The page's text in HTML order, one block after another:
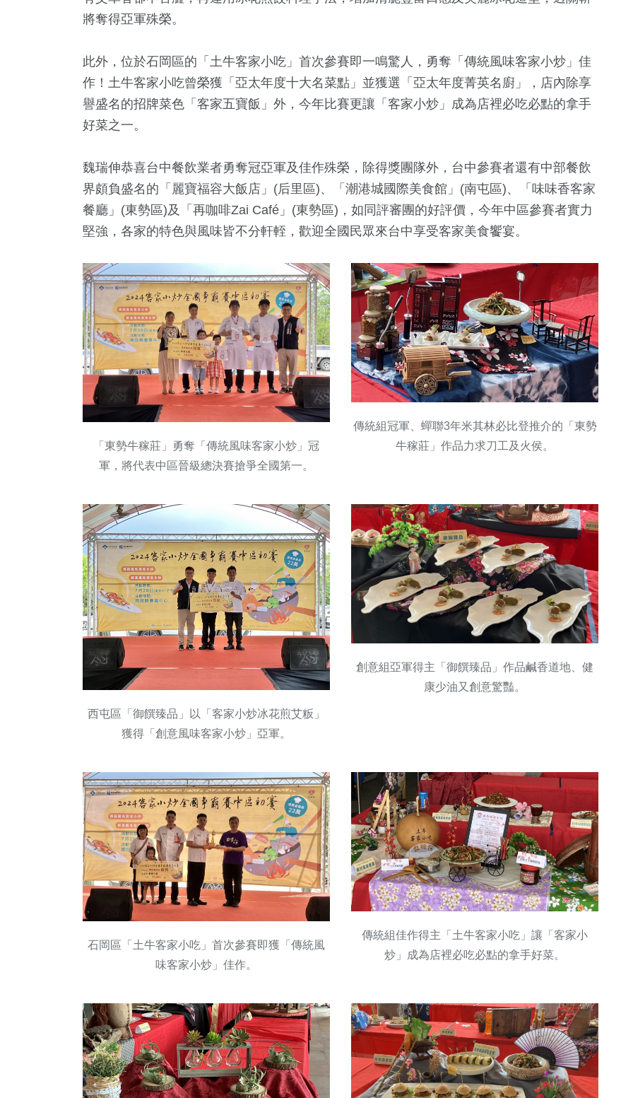
將奪得亞軍殊榮。
此外，位於石岡區的「土牛客家小吃」首次參賽即一鳴驚人，勇奪「傳統風味客家小炒」佳
作！土牛客家小吃曾榮獲「亞太年度十大名菜點」並獲選「亞太年度菁英名廚」，店內除享
譽盛名的招牌菜色「客家五寶飯」外，今年比賽更讓「客家小炒」成為店裡必吃必點的拿手
好菜之一。
魏瑞伸恭喜台中餐飲業者勇奪冠亞軍及佳作殊榮，除得獎團隊外，台中參賽者還有中部餐飲
界頗負盛名的「麗寶福容大飯店」(后里區)、「潮港城國際美食館」(南屯區)、「味味香客家
餐廳」(東勢區)及「再咖啡Zai Café」(東勢區)，如同評審團的好評價，今年中區參賽者實力
堅強，各家的特色與風味皆不分軒輊，歡迎全國民眾來台中享受客家美食饗宴。
「東勢牛稼莊」勇奪「傳統風味客家小炒」冠
軍，將代表中區晉級總決賽搶爭全國第一。
傳統組冠軍、蟬聯3年米其林必比登推介的「東勢
牛稼莊」作品力求刀工及火侯。
西屯區「御饌臻品」以「客家小炒冰花煎艾粄」
獲得「創意風味客家小炒」亞軍。
創意組亞軍得主「御饌臻品」作品鹹香道地、健
康少油又創意驚豔。
石岡區「土牛客家小吃」首次參賽即獲「傳統風
味客家小炒」佳作。
傳統組佳作得主「土牛客家小吃」讓「客家小
炒」成為店裡必吃必點的拿手好菜。